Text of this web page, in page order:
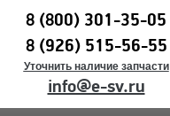
8 (800) 301-35-05
8 (926) 515-56-55
Уточнить наличие запчасти
info@e-sv.ru